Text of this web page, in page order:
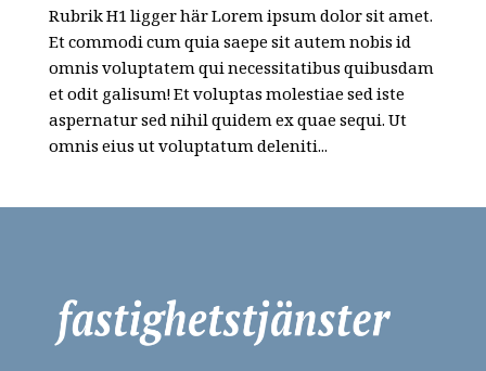
Rubrik H1 ligger här Lorem ipsum dolor sit amet.
Et commodi cum quia saepe sit autem nobis id
omnis voluptatem qui necessitatibus quibusdam
et odit galisum! Et voluptas molestiae sed iste
aspernatur sed nihil quidem ex quae sequi. Ut
omnis eius ut voluptatum deleniti...